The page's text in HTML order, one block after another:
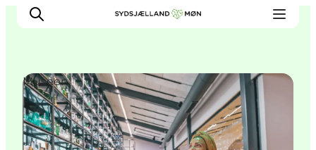
Erleben
Städte und Orte
Museen